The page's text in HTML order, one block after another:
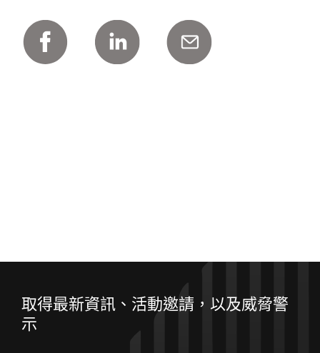
取得最新資訊、活動邀請，以及威脅警
示